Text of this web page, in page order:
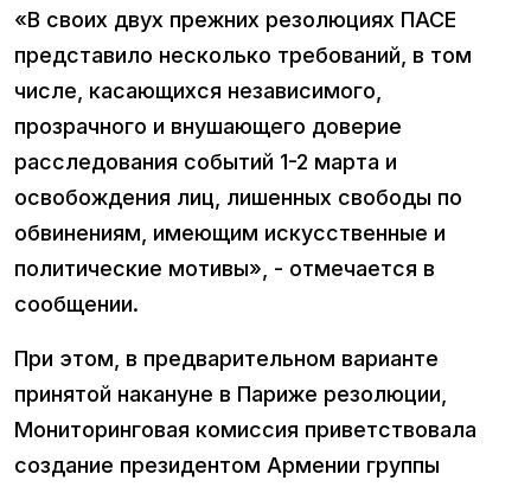
«В своих двух прежних резолюциях ПАСЕ
представило несколько требований, в том
числе, касающихся независимого,
прозрачного и внушающего доверие
расследования событий 1-2 марта и
освобождения лиц, лишенных свободы по
обвинениям, имеющим искусственные и
политические мотивы», - отмечается в
сообщении.
При этом, в предварительном варианте
принятой накануне в Париже резолюции,
Мониторинговая комиссия приветствовала
создание президентом Армении группы